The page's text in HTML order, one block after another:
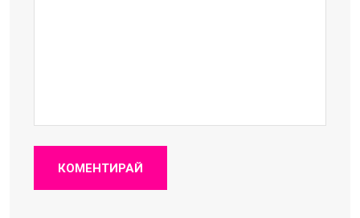
КОМЕНТИРАЙ